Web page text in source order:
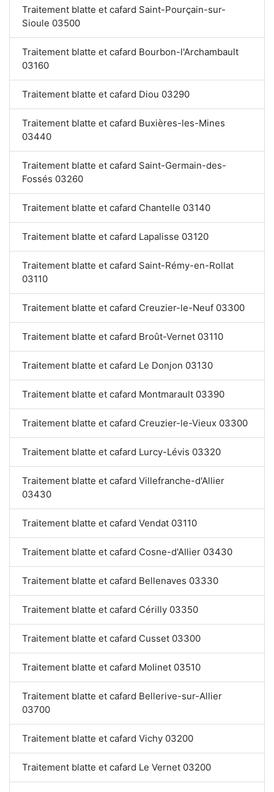
Traitement blatte et cafard Saint-Pourçain-sur-
Sioule 03500
Traitement blatte et cafard Bourbon-l'Archambault
03160
Traitement blatte et cafard Diou 03290
Traitement blatte et cafard Buxières-les-Mines
03440
Traitement blatte et cafard Saint-Germain-des-
Fossés 03260
Traitement blatte et cafard Chantelle 03140
Traitement blatte et cafard Lapalisse 03120
Traitement blatte et cafard Saint-Rémy-en-Rollat
03110
Traitement blatte et cafard Creuzier-le-Neuf 03300
Traitement blatte et cafard Broût-Vernet 03110
Traitement blatte et cafard Le Donjon 03130
Traitement blatte et cafard Montmarault 03390
Traitement blatte et cafard Creuzier-le-Vieux 03300
Traitement blatte et cafard Lurcy-Lévis 03320
Traitement blatte et cafard Villefranche-d'Allier
03430
Traitement blatte et cafard Vendat 03110
Traitement blatte et cafard Cosne-d'Allier 03430
Traitement blatte et cafard Bellenaves 03330
Traitement blatte et cafard Cérilly 03350
Traitement blatte et cafard Cusset 03300
Traitement blatte et cafard Molinet 03510
Traitement blatte et cafard Bellerive-sur-Allier
03700
Traitement blatte et cafard Vichy 03200
Traitement blatte et cafard Le Vernet 03200